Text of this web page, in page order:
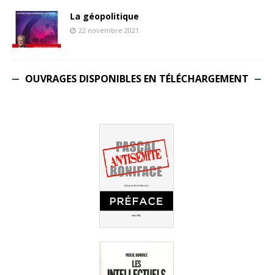
La géopolitique
22 novembre 2021
OUVRAGES DISPONIBLES EN TÉLÉCHARGEMENT